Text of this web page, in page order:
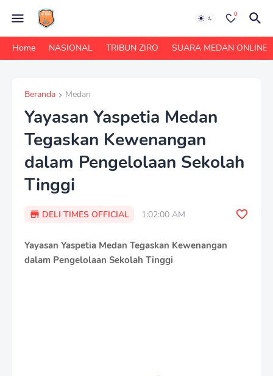
0
Home NASIONAL TRIBUN ZIRO SUARA MEDAN ONLINE
Beranda Medan
Yayasan Yaspetia Medan
Tegaskan Kewenangan
dalam Pengelolaan Sekolah
Tinggi
DELI TIMES OFFICIAL 1:02:00 AM
Yayasan Yaspetia Medan Tegaskan Kewenangan
dalam Pengelolaan Sekolah Tinggi